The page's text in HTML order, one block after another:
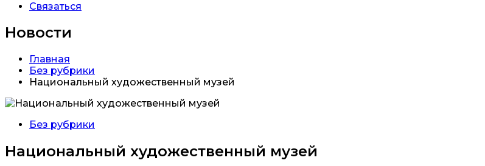
Связаться
Новости
Главная
Без рубрики
Национальный художественный музей
Без рубрики
Национальный художественный музей